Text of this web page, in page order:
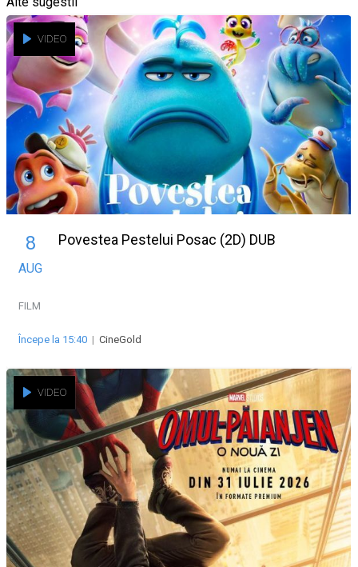
VIDEO
8
AUG
Povestea Pestelui Posac (2D) DUB
FILM
Începe la 15:40 | CineGold
VIDEO